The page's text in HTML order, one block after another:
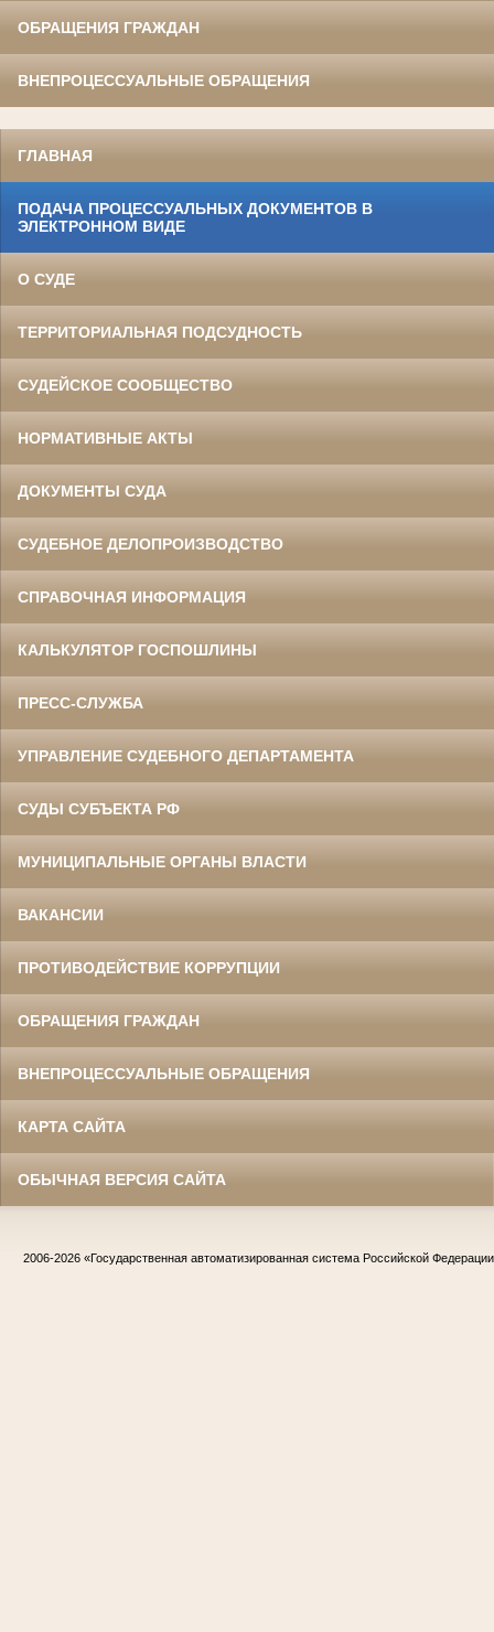
ОБРАЩЕНИЯ ГРАЖДАН
ВНЕПРОЦЕССУАЛЬНЫЕ ОБРАЩЕНИЯ
ГЛАВНАЯ
ПОДАЧА ПРОЦЕССУАЛЬНЫХ ДОКУМЕНТОВ В
ЭЛЕКТРОННОМ ВИДЕ
О СУДЕ
ТЕРРИТОРИАЛЬНАЯ ПОДСУДНОСТЬ
СУДЕЙСКОЕ СООБЩЕСТВО
НОРМАТИВНЫЕ АКТЫ
ДОКУМЕНТЫ СУДА
СУДЕБНОЕ ДЕЛОПРОИЗВОДСТВО
СПРАВОЧНАЯ ИНФОРМАЦИЯ
КАЛЬКУЛЯТОР ГОСПОШЛИНЫ
ПРЕСС-СЛУЖБА
УПРАВЛЕНИЕ СУДЕБНОГО ДЕПАРТАМЕНТА
СУДЫ СУБЪЕКТА РФ
МУНИЦИПАЛЬНЫЕ ОРГАНЫ ВЛАСТИ
ВАКАНСИИ
ПРОТИВОДЕЙСТВИЕ КОРРУПЦИИ
ОБРАЩЕНИЯ ГРАЖДАН
ВНЕПРОЦЕССУАЛЬНЫЕ ОБРАЩЕНИЯ
КАРТА САЙТА
ОБЫЧНАЯ ВЕРСИЯ САЙТА
2006-2026 «Государственная автоматизированная система Российской